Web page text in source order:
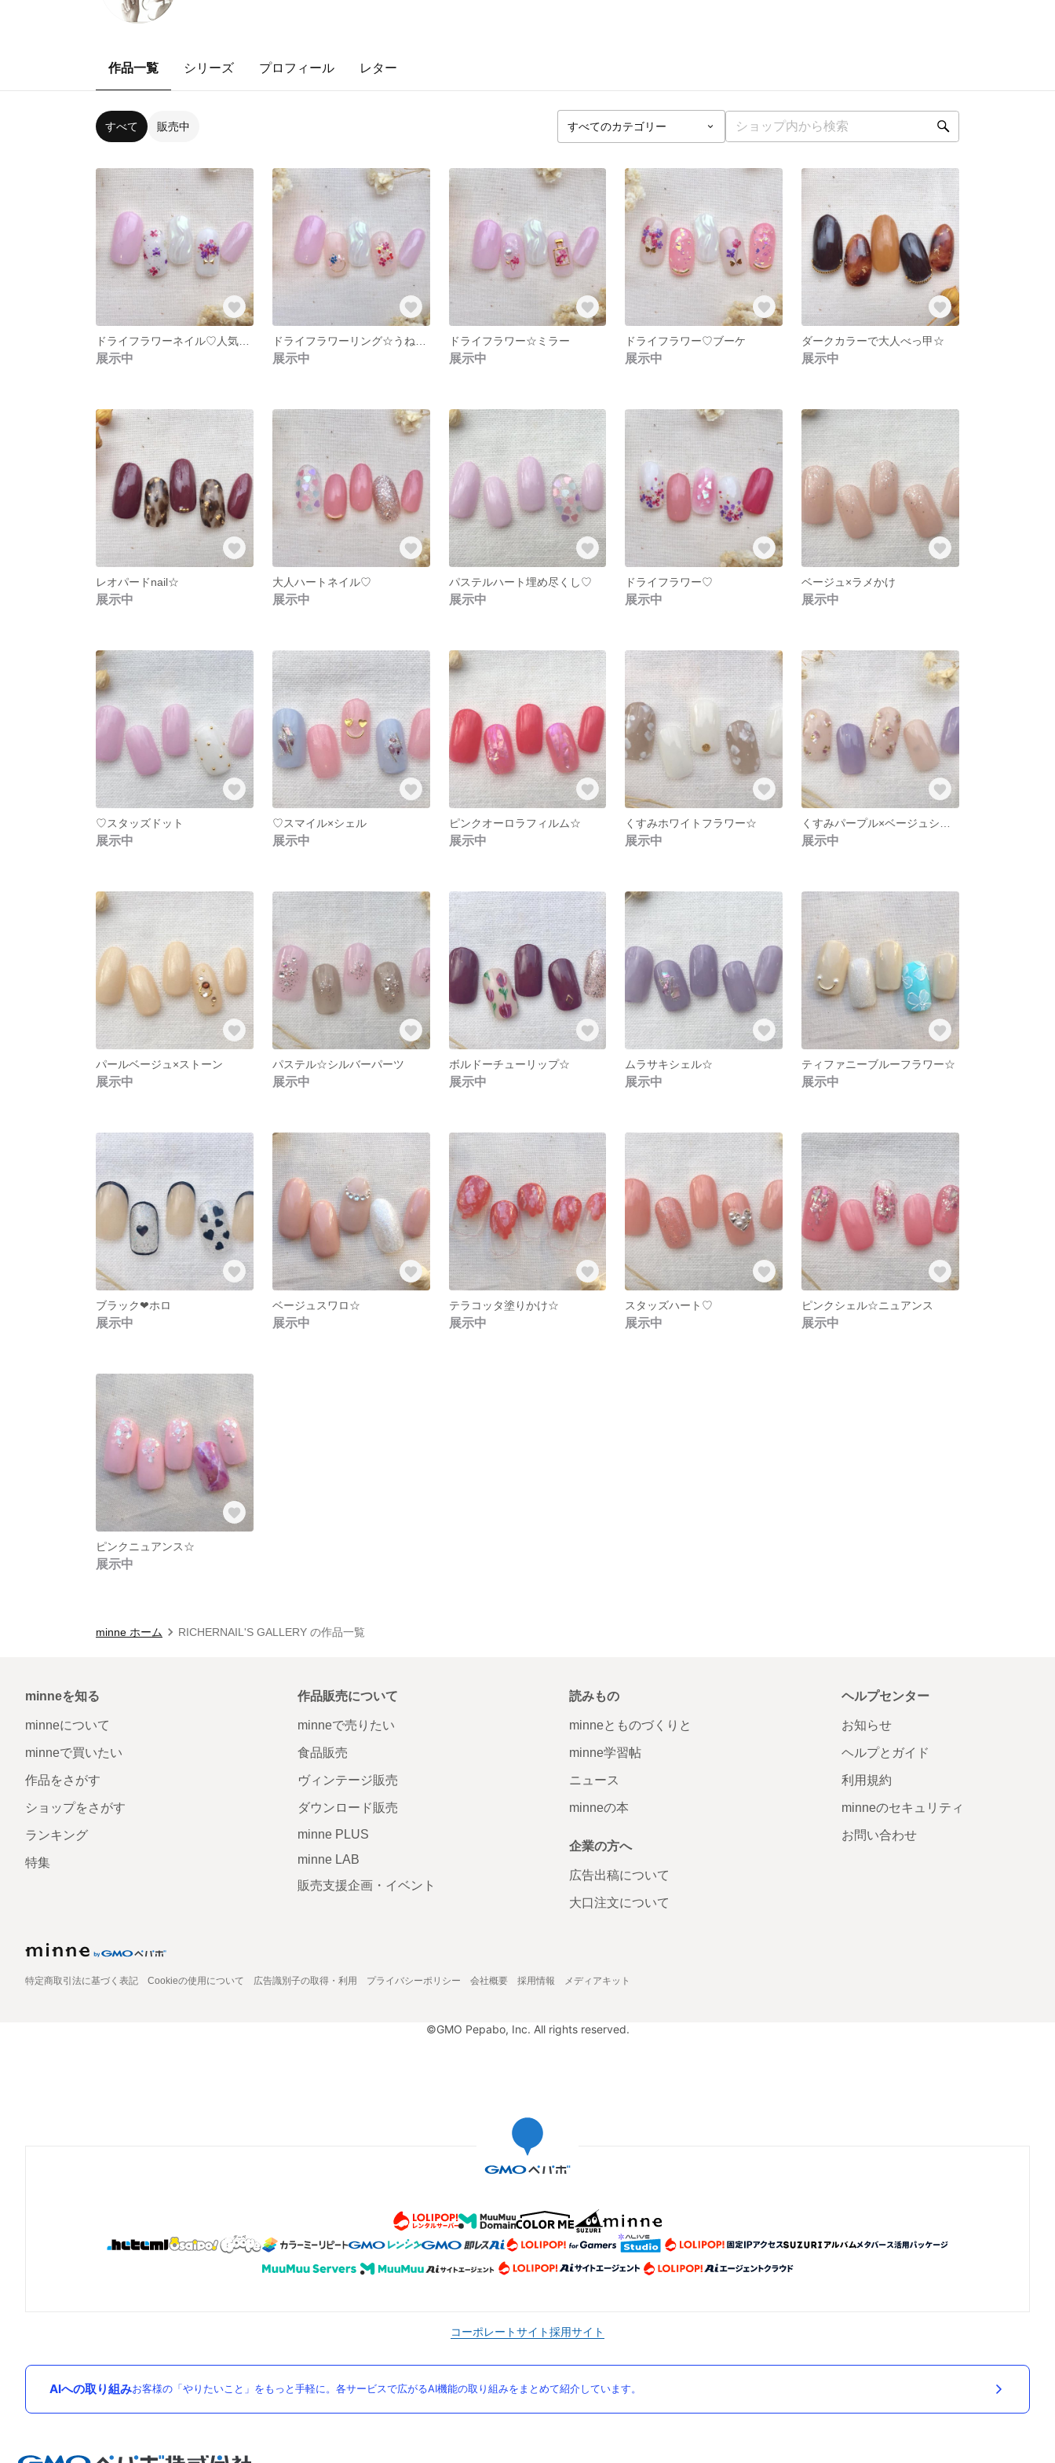
作品一覧 シリーズ プロフィール レター
すべて 販売中
展示中 展示中
ドライフラワー☆ミラー
展示中
ドライフラワー♡ブーケ
展示中
ダークカラーで大人べっ甲☆
展示中
レオパードnail☆
展示中
大人ハートネイル♡
展示中
パステルハート埋め尽くし♡
展示中
ドライフラワー♡
展示中
ベージュ×ラメかけ
展示中
♡スタッズドット
展示中
♡スマイル×シェル
展示中
ピンクオーロラフィルム☆
展示中
くすみホワイトフラワー☆
展示中 展示中
パールベージュ×ストーン
展示中
パステル☆シルバーパーツ
展示中
ボルドーチューリップ☆
展示中
ムラサキシェル☆
展示中
ティファニーブルーフラワー☆
展示中
ブラック❤ホロ
展示中
ベージュスワロ☆
展示中
テラコッタ塗りかけ☆
展示中
スタッズハート♡
展示中
ピンクシェル☆ニュアンス
展示中
ピンクニュアンス☆
展示中
minne ホーム RICHERNAIL'S GALLERY の作品一覧
minneを知る
minneについて
minneで買いたい
作品をさがす
ショップをさがす
ランキング
特集
作品販売について
minneで売りたい
食品販売
ヴィンテージ販売
ダウンロード販売
minne PLUS
minne LAB
販売支援企画・イベント
読みもの
minneとものづくりと
minne学習帖
ニュース
minneの本
企業の方へ
広告出稿について
大口注文について
ヘルプセンター
お知らせ
ヘルプとガイド
利用規約
minneのセキュリティ
お問い合わせ
特定商取引法に基づく表記 Cookieの使用について 広告識別子の取得・利用 プライバシーポリシー 会社概要 採用情報 メディアキット
©GMO Pepabo, Inc. All rights reserved.
コーポレートサイト採用サイト
AIへの取り組みお客様の「やりたいこと」をもっと手軽に。各サービスで広がるAI機能の取り組みをまとめて紹介しています。